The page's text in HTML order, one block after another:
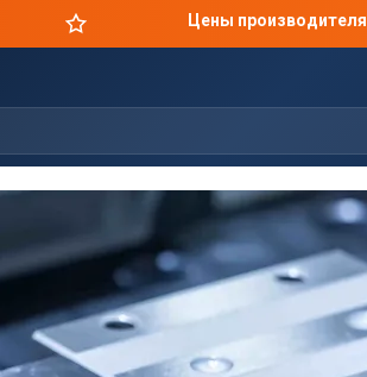
Цены производителя